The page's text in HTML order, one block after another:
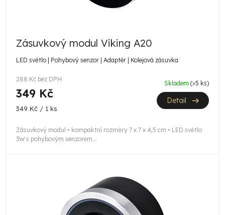
Zásuvkový modul Viking A20
LED světlo | Pohybový senzor | Adaptér | Kolejová zásuvka
288 Kč bez DPH
349 Kč
Měrná
349 Kč / 1 ks
Skladem (>5 ks)
Detail
Zásuvkový modul • kompaktní rozměry 7 x 7 x 4,5 cm • LED světlo
3W s pohybovým senzorem...